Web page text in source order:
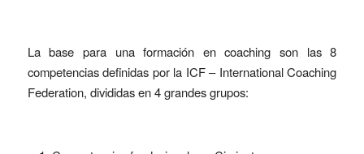
La base para una formación en coaching son las 8
competencias definidas por la ICF – International Coaching
Federation, divididas en 4 grandes grupos: